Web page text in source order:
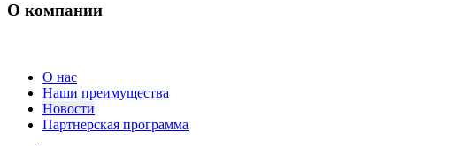
О компании
О нас
Наши преимущества
Новости
Партнерская программа